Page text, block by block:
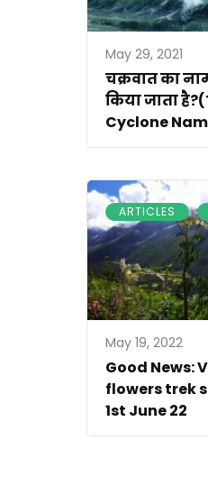
May 29, 2021
चक्रवात का
किया जाता
Cyclone
ARTICLES ,
May 19, 2022
Good News:
flowers trek
1st June 22